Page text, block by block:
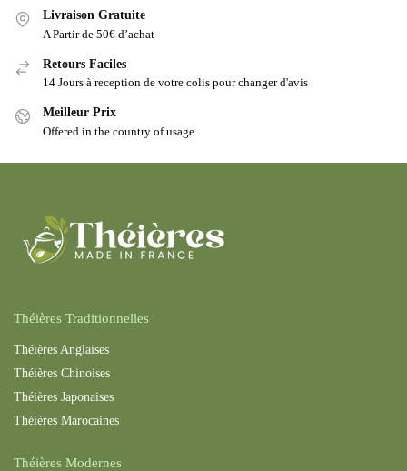
Livraison Gratuite
A Partir de 50€ d’achat
Retours Faciles
14 Jours à reception de votre colis pour changer d'avis
Meilleur Prix
Offered in the country of usage
Théières Traditionnelles
Théières Anglaises
Théières Chinoises
Théières Japonaises
Théières Marocaines
Théières Modernes